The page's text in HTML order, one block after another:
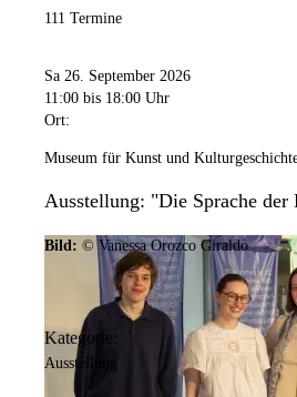
111 Termine
Sa 26. September 2026
11:00 bis 18:00 Uhr
Ort:
Museum für Kunst und
Ausstellung: "Die Sprache der
Bild: © Vanessa Orozco Giraldo
Kategorie:
Ausstellung